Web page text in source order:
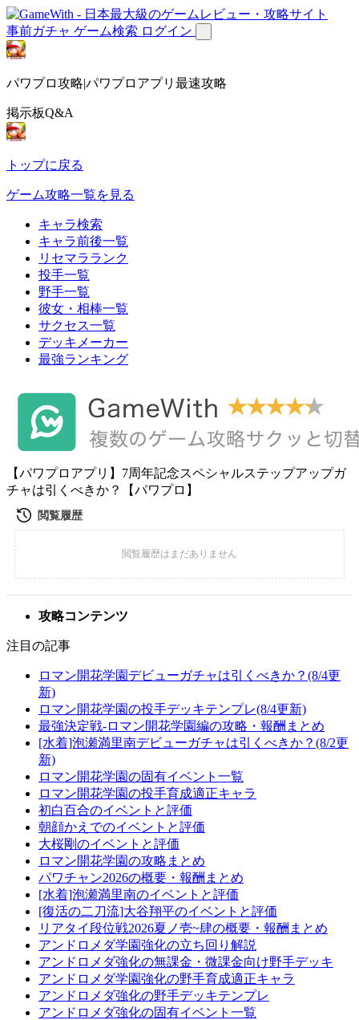
事前ガチャ ゲーム検索 ログイン
パワプロ攻略|パワプロアプリ最速攻略
掲示板Q&A
トップに戻る
ゲーム攻略一覧を見る
キャラ検索
キャラ前後一覧
リセマラランク
投手一覧
野手一覧
彼女・相棒一覧
サクセス一覧
デッキメーカー
最強ランキング
【パワプロアプリ】7周年記念スペシャルステップアップガ
チャは引くべきか？【パワプロ】
攻略コンテンツ
注目の記事
ロマン開花学園デビューガチャは引くべきか？(8/4更
新)
ロマン開花学園の投手デッキテンプレ(8/4更新)
最強決定戦-ロマン開花学園編の攻略・報酬まとめ
[水着]泡瀬満里南デビューガチャは引くべきか？(8/2更
新)
ロマン開花学園の固有イベント一覧
ロマン開花学園の投手育成適正キャラ
初白百合のイベントと評価
朝顔かえでのイベントと評価
大桜剛のイベントと評価
ロマン開花学園の攻略まとめ
パワチャン2026の概要・報酬まとめ
[水着]泡瀬満里南のイベントと評価
[復活の二刀流]大谷翔平のイベントと評価
リアタイ段位戦2026夏ノ壱~肆の概要・報酬まとめ
アンドロメダ学園強化の立ち回り解説
アンドロメダ強化の無課金・微課金向け野手デッキ
アンドロメダ学園強化の野手育成適正キャラ
アンドロメダ強化の野手デッキテンプレ
アンドロメダ強化の固有イベント一覧